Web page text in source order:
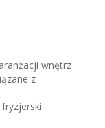
wnętrz
z